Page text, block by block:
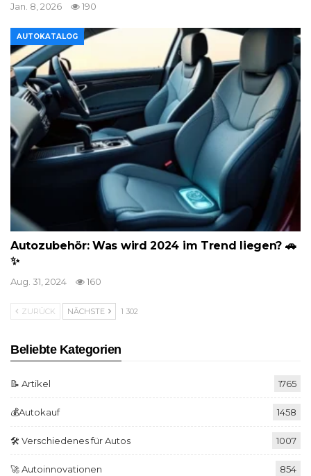
Jan. 8, 2026 190
AUTOKATALOG
Autozubehör: Was wird 2024 im Trend liegen? 🚗
✨
Aug. 31, 2024 160
ZURÜCK NÄCHSTE 1 302
Beliebte Kategorien
📝 Artikel 1765
💰Autokauf 1458
🛠️ Verschiedenes für Autos 1007
🚀 Autoinnovationen 854